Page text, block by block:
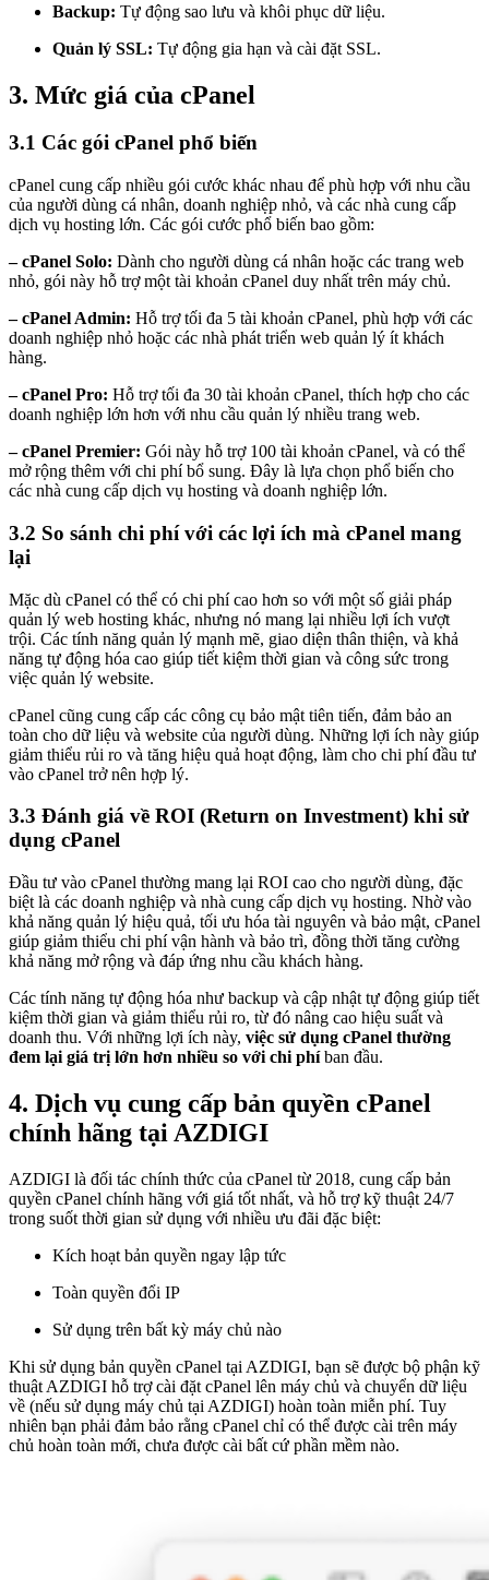
Backup: Tự động sao lưu và khôi phục dữ liệu.
Quản lý SSL: Tự động gia hạn và cài đặt SSL.
3. Mức giá của cPanel
3.1 Các gói cPanel phổ biến
cPanel cung cấp nhiều gói cước khác nhau để phù hợp với nhu cầu
của người dùng cá nhân, doanh nghiệp nhỏ, và các nhà cung cấp
dịch vụ hosting lớn. Các gói cước phổ biến bao gồm:
– cPanel Solo: Dành cho người dùng cá nhân hoặc các trang web
nhỏ, gói này hỗ trợ một tài khoản cPanel duy nhất trên máy chủ.
– cPanel Admin: Hỗ trợ tối đa 5 tài khoản cPanel, phù hợp với các
doanh nghiệp nhỏ hoặc các nhà phát triển web quản lý ít khách
hàng.
– cPanel Pro: Hỗ trợ tối đa 30 tài khoản cPanel, thích hợp cho các
doanh nghiệp lớn hơn với nhu cầu quản lý nhiều trang web.
– cPanel Premier: Gói này hỗ trợ 100 tài khoản cPanel, và có thể
mở rộng thêm với chi phí bổ sung. Đây là lựa chọn phổ biến cho
các nhà cung cấp dịch vụ hosting và doanh nghiệp lớn.
3.2 So sánh chi phí với các lợi ích mà cPanel mang
lại
Mặc dù cPanel có thể có chi phí cao hơn so với một số giải pháp
quản lý web hosting khác, nhưng nó mang lại nhiều lợi ích vượt
trội. Các tính năng quản lý mạnh mẽ, giao diện thân thiện, và khả
năng tự động hóa cao giúp tiết kiệm thời gian và công sức trong
việc quản lý website.
cPanel cũng cung cấp các công cụ bảo mật tiên tiến, đảm bảo an
toàn cho dữ liệu và website của người dùng. Những lợi ích này giúp
giảm thiểu rủi ro và tăng hiệu quả hoạt động, làm cho chi phí đầu tư
vào cPanel trở nên hợp lý.
3.3 Đánh giá về ROI (Return on Investment) khi sử
dụng cPanel
Đầu tư vào cPanel thường mang lại ROI cao cho người dùng, đặc
biệt là các doanh nghiệp và nhà cung cấp dịch vụ hosting. Nhờ vào
khả năng quản lý hiệu quả, tối ưu hóa tài nguyên và bảo mật, cPanel
giúp giảm thiểu chi phí vận hành và bảo trì, đồng thời tăng cường
khả năng mở rộng và đáp ứng nhu cầu khách hàng.
Các tính năng tự động hóa như backup và cập nhật tự động giúp tiết
kiệm thời gian và giảm thiểu rủi ro, từ đó nâng cao hiệu suất và
doanh thu. Với những lợi ích này, việc sử dụng cPanel thường
đem lại giá trị lớn hơn nhiều so với chi phíban đầu.
4. Dịch vụ cung cấp bản quyền cPanel
chính hãng tại AZDIGI
AZDIGI là đối tác chính thức của cPanel từ 2018, cung cấp bản
quyền cPanel chính hãng với giá tốt nhất, và hỗ trợ kỹ thuật 24/7
trong suốt thời gian sử dụng với nhiều ưu đãi đặc biệt:
Kích hoạt bản quyền ngay lập tức
Toàn quyền đổi IP
Sử dụng trên bất kỳ máy chủ nào
Khi sử dụng bản quyền cPanel tại AZDIGI, bạn sẽ được bộ phận kỹ
thuật AZDIGI hỗ trợ cài đặt cPanel lên máy chủ và chuyển dữ liệu
về (nếu sử dụng máy chủ tại AZDIGI) hoàn toàn miễn phí. Tuy
nhiên bạn phải đảm bảo rằng cPanel chỉ có thể được cài trên máy
chủ hoàn toàn mới, chưa được cài bất cứ phần mềm nào.